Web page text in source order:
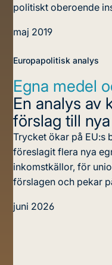
politiskt oberoende
maj 2019
Europapolitisk analys
Egna medel
En analys av
förslag till
Trycket ökar på EU:s
föreslagit flera nya
inkomstkällor, för
förslagen och pekar
juni 2026